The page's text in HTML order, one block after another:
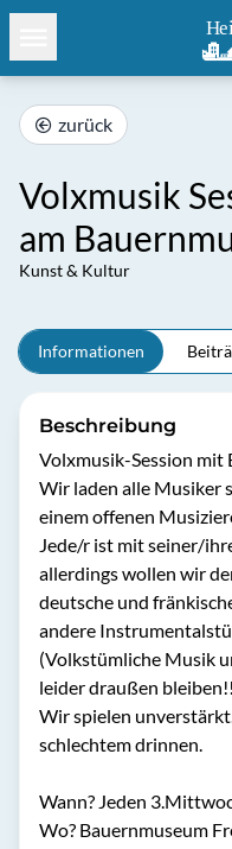
zurück
Volxmusik
am
Kunst & Kultur
Informationen
Beschreibung
Volxmusik-Session mit
Wir laden alle Musiker
einem offenen
Jede/r ist mit seiner/
allerdings wollen wir
deutsche und
andere
(Volkstümliche Musik
leider draußen
Wir spielen
schlechtem drinnen.
Wann? Jeden
Wo? Bauernmuseum